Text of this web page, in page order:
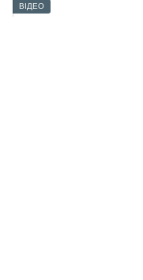
ВІДЕО